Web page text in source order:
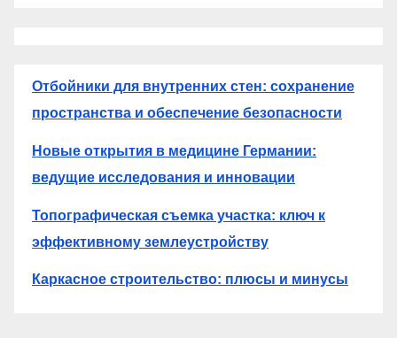
Отбойники для внутренних стен: сохранение
пространства и обеспечение безопасности
Новые открытия в медицине Германии:
ведущие исследования и инновации
Топографическая съемка участка: ключ к
эффективному землеустройству
Каркасное строительство: плюсы и минусы